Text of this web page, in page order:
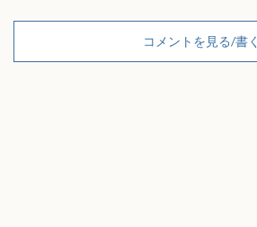
コメントを見る/書く